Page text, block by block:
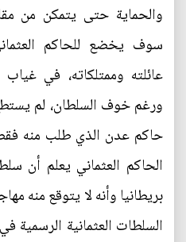
والحماية حتى يتمكن من
سوف يخضع للحاكم
عائلته وممتلكاته، في غياب
ورغم خوف السلطان، لم
حاكم عدن الذي طلب منه
الحاكم العثماني يعلم أن
بريطانيا وأنه لا يتوقع منه
السلطات العثمانية